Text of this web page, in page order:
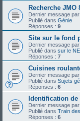
Recherche JMO
Dernier message par
Publié dans Génie
Réponses : 9
Site sur le fond
Dernier message par
Publié dans sur le
Réponses : 7
Cuisines
Dernier message par
Publié dans Sujets
Réponses : 6
Identification
Dernier message par
Publié dans Train
Réponses : 6